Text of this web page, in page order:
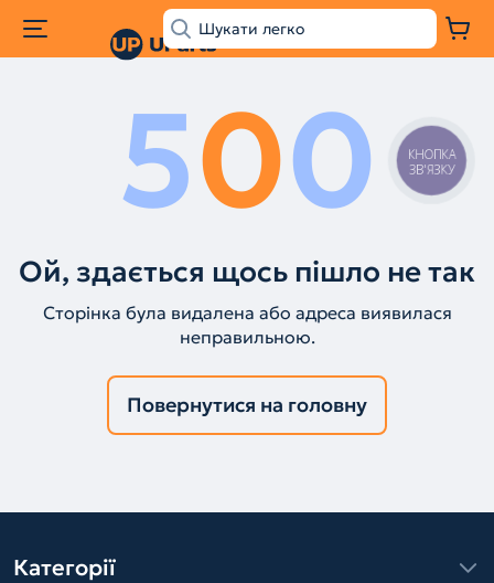
500
Ой, здається щось пішло не так
Сторінка була видалена або адреса виявилася
неправильною.
Повернутися на головну
Категорії
КНОПКА
ЗВ'ЯЗКУ